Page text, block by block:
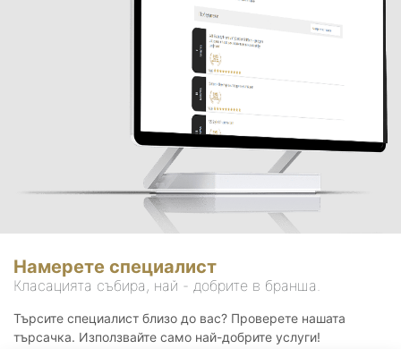
Намерете специалист
Класацията събира, най - добрите в бранша.
Търсите специалист близо до вас? Проверете нашата
търсачка. Използвайте само най-добрите услуги!